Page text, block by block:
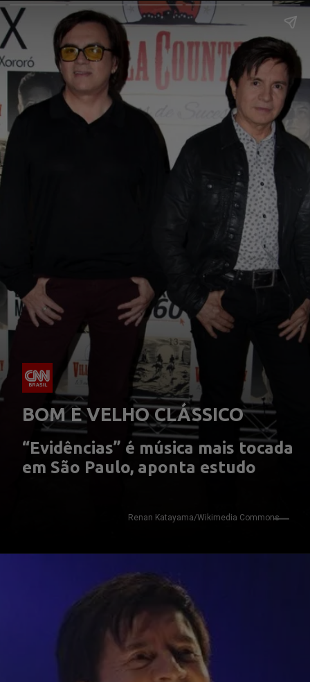
BOM E VELHO CLÁSSICO
Renan Katayama/Wikimedia Commons
“Evidências” é música mais tocada
em São Paulo, aponta estudo